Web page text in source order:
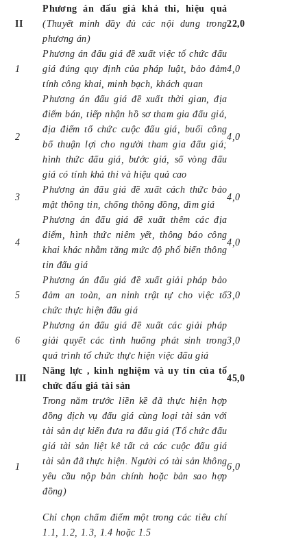
II
Phương án đấu giá khả thi, hiệu quả
(Thuyết minh đầy đủ các nội dung trong
phương án)
22,0
1
Phương án đấu giá đề xuất việc tổ chức đấu
giá đúng quy định của pháp luật, bảo đảm
tính công khai, minh bạch, khách quan
4,0
2
Phương án đấu giá đề xuất thời gian, địa
điểm bán, tiếp nhận hồ sơ tham gia đấu giá,
địa điểm tổ chức cuộc đấu giá, buổi công
bố thuận lợi cho người tham gia đấu giá;
hình thức đấu giá, bước giá, số vòng đấu
giá có tính khả thi và hiệu quả cao
4,0
3
Phương án đấu giá đề xuất cách thức bảo
mật thông tin, chống thông đồng, dìm giá
4,0
4
Phương án đấu giá đề xuất thêm các địa
điểm, hình thức niêm yết, thông báo công
khai khác nhằm tăng mức độ phổ biến thông
tin đấu giá
4,0
5
Phương án đấu giá đề xuất giải pháp bảo
đảm an toàn, an ninh trật tự cho việc tổ
chức thực hiện đấu giá
3,0
6
Phương án đấu giá đề xuất các giải pháp
giải quyết các tình huống phát sinh trong
quá trình tổ chức thực hiện việc đấu giá
3,0
III
Năng lực , kinh nghiệm và uy tín của tổ
chức đấu giá tài sản
45,0
1
Trong năm trước liền kề đã thực hiện hợp
đồng dịch vụ đấu giá cùng loại tài sản với
tài sản dự kiến đưa ra đấu giá (Tổ chức đấu
giá tài sản liệt kê tất cả các cuộc đấu giá
tài sản đã thực hiện. Người có tài sản không
yêu cầu nộp bản chính hoặc bản sao hợp
đồng)
Chỉ chọn chấm điểm một trong các tiêu chí
1.1, 1.2, 1.3, 1.4 hoặc 1.5
6,0